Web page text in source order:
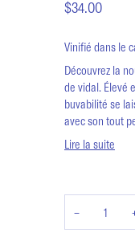
$34.00
Vinifié dans le
Découvrez la
de vidal. Élevé
buvabilité se
avec son tout
Lire la suite
−